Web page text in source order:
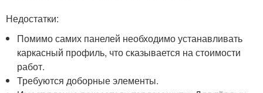
Недостатки:
Помимо самих панелей необходимо устанавливать
каркасный профиль, что сказывается на стоимости
работ.
Требуются доборные элементы.